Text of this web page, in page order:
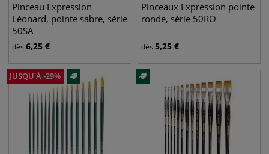
Pinceau Expression
Léonard, pointe sabre, série
50SA
dès 6,25 €
Pinceaux Expression pointe
ronde, série 50RO
dès 5,25 €
JUSQU'À-29%